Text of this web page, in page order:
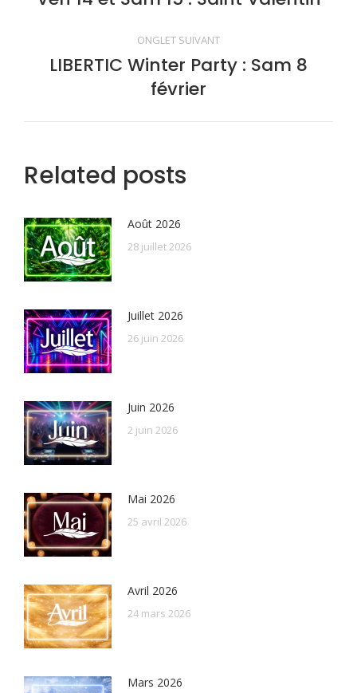
commentaire
ONGLET SUIVANT
Onglet
suivant
LIBERTIC Winter Party : Sam 8
février
Related posts
Août 2026
28 juillet 2026
Juillet 2026
26 juin 2026
Juin 2026
2 juin 2026
Mai 2026
25 avril 2026
Avril 2026
24 mars 2026
Mars 2026